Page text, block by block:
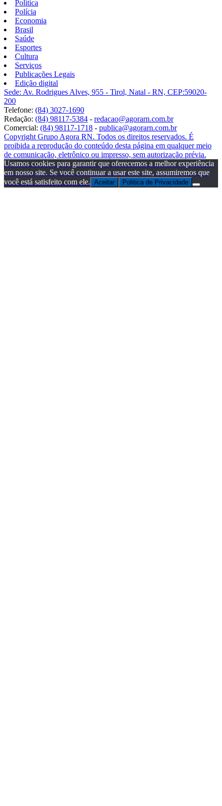
Política
Polícia
Economia
Brasil
Saúde
Esportes
Cultura
Serviços
Publicações Legais
Edição digital
Sede: Av. Rodrigues Alves, 955 - Tirol, Natal - RN, CEP:59020-
200
Telefone: (84) 3027-1690
Redação: (84) 98117-5384 - redacao@agorarn.com.br
Comercial: (84) 98117-1718 - publica@agorarn.com.br
Copyright Grupo Agora RN. Todos os direitos reservados. É
proibida a reprodução do conteúdo desta página em qualquer meio
de comunicação, eletrônico ou impresso, sem autorização prévia.
Usamos cookies para garantir que oferecemos a melhor experiência
em nosso site. Se você continuar a usar este site, assumiremos que
você está satisfeito com ele. Aceitar Politica de Privacidade